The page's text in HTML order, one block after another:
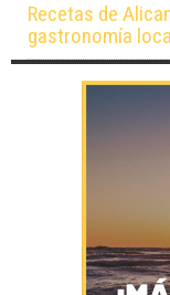
Recetas de
gastronomía